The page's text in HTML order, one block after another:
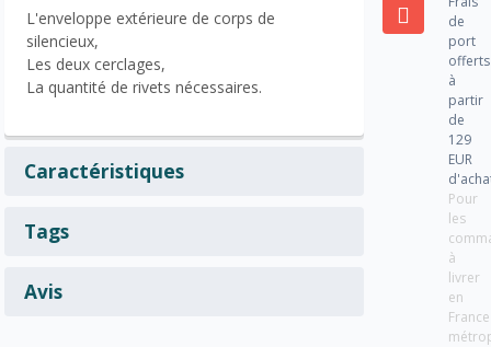
L'enveloppe extérieure de corps de
silencieux,
Les deux cerclages,
La quantité de rivets nécessaires.
Caractéristiques
Tags
Avis
de
port
offerts
à
partir
de
129
EUR
Pour
les
à
livrer
en
France